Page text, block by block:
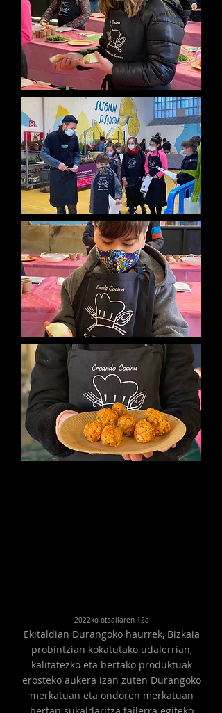
2022ko otsailaren 12a
Ekitaldian Durangoko haurrek, Bizkaia
probintzian kokatutako udalerrian,
kalitatezko eta bertako produktuak
erosteko aukera izan zuten Durangoko
merkatuan eta ondoren merkatuan